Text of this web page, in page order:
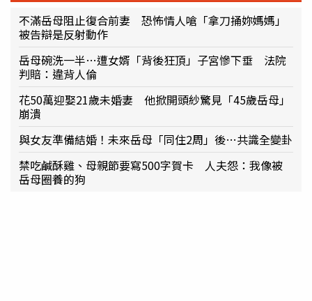
不滿岳母阻止復合前妻 恐怖情人嗆「拿刀捅妳媽媽」
被告辯是反射動作
岳母碗洗一半…遭女婿「背後狂頂」子宮慘下垂 法院
判賠：違背人倫
花50萬迎娶21歲未婚妻 他掀開頭紗驚見「45歲岳母」
崩潰
與女友準備結婚！未來岳母「同住2周」後…共識全變卦
禁吃鹹酥雞、母親節要寫500字賀卡 人夫怨：我像被
岳母圈養的狗